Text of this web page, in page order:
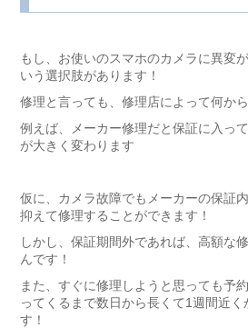
もし、お使いのスマホのカメラに異変が
いう選択肢があります！
修理と言っても、修理店によって何か
例えば、メーカー修理だと保証に入っ
が大きく変わります
仮に、カメラ故障でもメーカーの保証
抑えて修理することができます！
しかし、保証期間外であれば、高額な
んです！
また、すぐに修理しようと思っても予
ってくるまで数日から長くて1週間近く
す！